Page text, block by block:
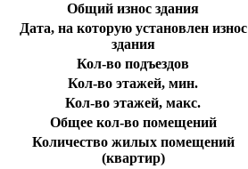
Общий износ здания
Дата, на которую установлен износ
здания
Кол-во подъездов
Кол-во этажей, мин.
Кол-во этажей, макс.
Общее кол-во помещений
Количество жилых помещений
(квартир)